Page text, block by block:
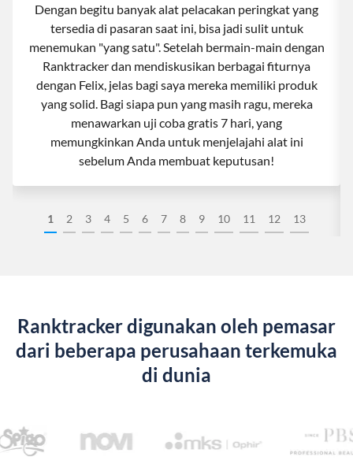
1 2 3 4 5 6 7 8 9 10 11 12 13
Dengan begitu banyak alat pelacakan peringkat yang
tersedia di pasaran saat ini, bisa jadi sulit untuk
menemukan "yang satu". Setelah bermain-main dengan
Ranktracker dan mendiskusikan berbagai fiturnya
dengan Felix, jelas bagi saya mereka memiliki produk
yang solid. Bagi siapa pun yang masih ragu, mereka
menawarkan uji coba gratis 7 hari, yang
memungkinkan Anda untuk menjelajahi alat ini
sebelum Anda membuat keputusan!
Ranktracker digunakan oleh pemasar
dari beberapa perusahaan terkemuka
di dunia